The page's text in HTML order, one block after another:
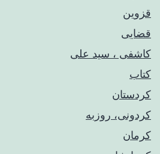
قزوین
قضایی
کاشفی ، سید علی
کتاب
کردستان
کردونی، روزبه
کرمان